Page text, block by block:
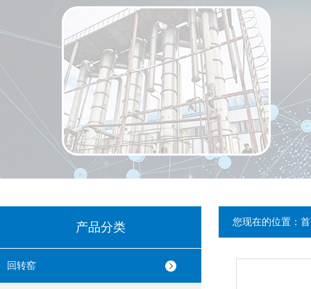
产品分类
回转窑
您现在的位置：